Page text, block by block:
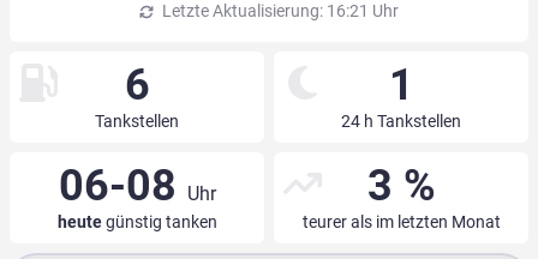
Letzte Aktualisierung: 16:21 Uhr
6
Tankstellen
1
24 h Tankstellen
06-08 Uhr
heutegünstig tanken
3 %
teurer als im letzten Monat